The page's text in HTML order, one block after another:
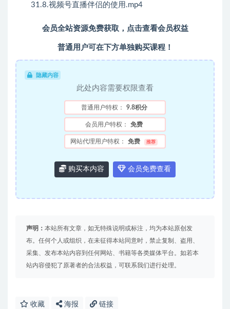
31.8.视频号直播伴侣的使用.mp4
会员全站资源免费获取，点击查看会员权益
普通用户可在下方单独购买课程！
隐藏内容
此处内容需要权限查看
普通用户特权： 9.8积分
会员用户特权： 免费
网站代理用户特权： 免费 推荐
购买本内容 会员免费查看
声明： 本站所有文章，如无特殊说明或标注，均为本站原创发
布。任何个人或组织，在未征得本站同意时，禁止复制、盗用、
采集、发布本站内容到任何网站、书籍等各类媒体平台。如若本
站内容侵犯了原著者的合法权益，可联系我们进行处理。
收藏 海报 链接